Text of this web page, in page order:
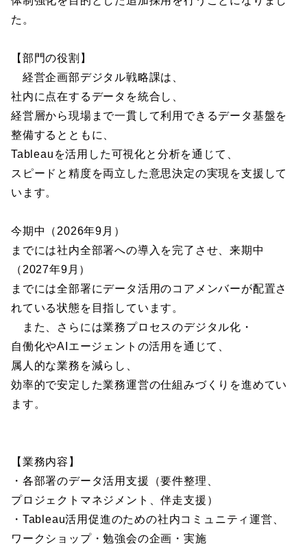
た。
【部門の役割】
経営企画部デジタル戦略課は、
社内に点在するデータを統合し、
経営層から現場まで一貫して利用できるデータ基盤を
整備するとともに、
Tableauを活用した可視化と分析を通じて、
スピードと精度を両立した意思決定の実現を支援して
います。
今期中（2026年9月）
までには社内全部署への導入を完了させ、来期中
（2027年9月）
までには全部署にデータ活用のコアメンバーが配置さ
れている状態を目指しています。
また、さらには業務プロセスのデジタル化・
自働化やAIエージェントの活用を通じて、
属人的な業務を減らし、
効率的で安定した業務運営の仕組みづくりを進めてい
ます。
【業務内容】
・各部署のデータ活用支援（要件整理、
プロジェクトマネジメント、伴走支援）
・Tableau活用促進のための社内コミュニティ運営、
ワークショップ・勉強会の企画・実施